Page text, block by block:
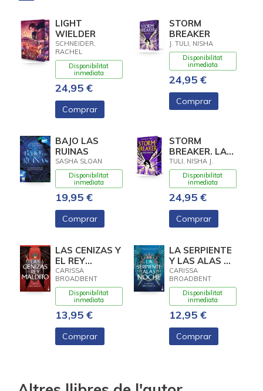
LIGHT
WIELDER
SCHNEIDER,
RACHEL
Disponibilitat
inmediata
24,95 €
Comprar
STORM
BREAKER
J. TULI, NISHA
Disponibilitat
inmediata
24,95 €
Comprar
BAJO LAS
RUINAS
SASHA SLOAN
Disponibilitat
inmediata
19,95 €
Comprar
STORM
BREAKER. LA
TRENCATEMPESTES
TULI, NISHA J.
Disponibilitat
inmediata
24,95 €
Comprar
LAS CENIZAS Y
EL REY
MALDITO
CARISSA
BROADBENT
Disponibilitat
inmediata
13,95 €
Comprar
LA SERPIENTE
Y LAS ALAS DE
LA NOCHE
CARISSA
BROADBENT
Disponibilitat
inmediata
12,95 €
Comprar